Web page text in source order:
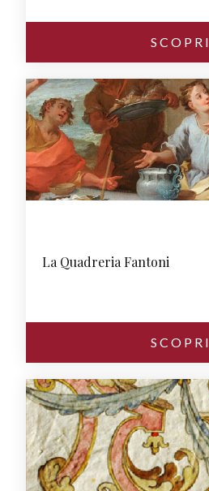
SCOPRI
La Quadreria Fantoni
SCOPRI